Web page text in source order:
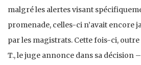
malgré les alertes visant
promenade, celles-ci n’avait encore
par les magistrats. Cette fois-ci,
T., le juge annonce dans sa décision